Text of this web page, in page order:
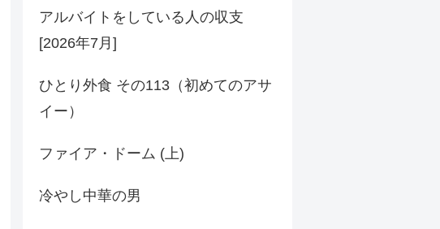
アルバイトをしている人の収支
[2026年7月]
ひとり外食 その113（初めてのアサ
イー）
ファイア・ドーム (上)
冷やし中華の男